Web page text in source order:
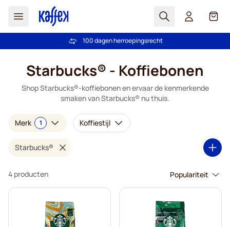
Zoek Cart
Gratis verzending vanaf € 49
100 dagen herroepingsrecht
Starbucks® - Koffiebonen
Shop Starbucks®-koffiebonen en ervaar de kenmerkende
smaken van Starbucks® nu thuis.
Merk 1 Koffiestijl
Starbucks®
4 producten